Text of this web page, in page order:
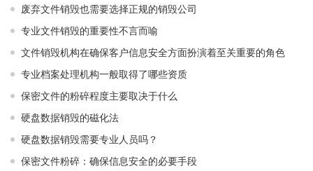
废弃文件销毁也需要选择正规的销毁公司
专业文件销毁的重要性不言而喻
文件销毁机构在确保客户信息安全方面扮演着至关重要的角色
专业档案处理机构一般取得了哪些资质
保密文件的粉碎程度主要取决于什么
硬盘数据销毁的磁化法
硬盘数据销毁需要专业人员吗？
保密文件粉碎：确保信息安全的必要手段